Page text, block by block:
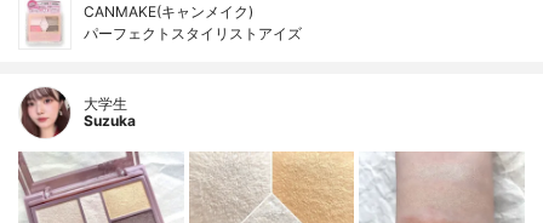
CANMAKE(キャンメイク)
パーフェクトスタイリストアイズ
大学生
Suzuka